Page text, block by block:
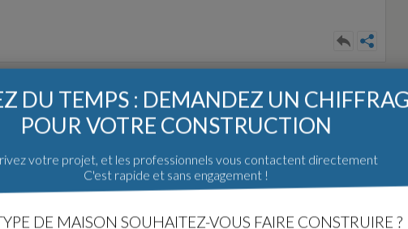
Boulange (57)
DU TEMPS : DEMANDEZ UN
POUR VOTRE CONSTRUCTION
votre projet, et les professionnels vous contactent directement
C'est rapide et sans engagement !
DE MAISON SOUHAITEZ-VOUS FAIRE CONSTRUIRE ?